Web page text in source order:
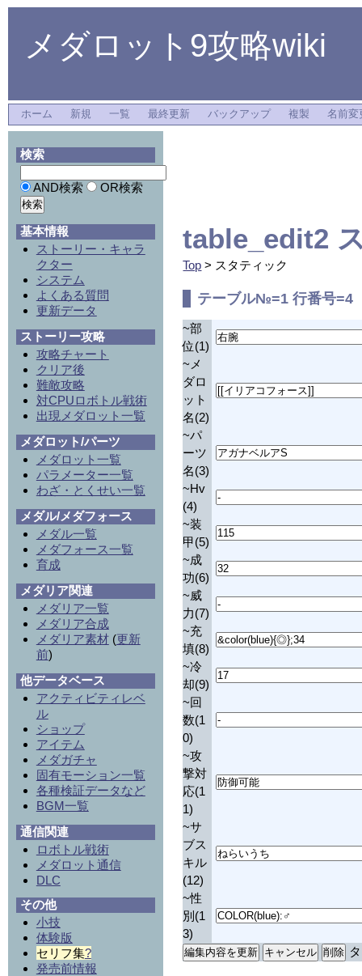
メダロット9攻略wiki
ホーム 新規 一覧 最終更新 バックアップ 複製 名前変
table_edit2
Top > スタティック
テーブル№=1 行番号=4
~部
位(1)
~メ
ダロ
ット
名(2)
~パ
ーツ
名(3)
~Hv
(4)
~装
甲(5)
~成
功(6)
~威
力(7)
~充
填(8)
~冷
却(9)
~回
数(1
0)
~攻
撃対
応(1
1)
~サ
ブス
キル
(12)
~性
別(1
3)
検索
AND検索 OR検索
基本情報
ストーリー・キャラ
クター
システム
よくある質問
更新データ
ストーリー攻略
攻略チャート
クリア後
難敵攻略
対CPUロボトル戦術
出現メダロット一覧
メダロット/パーツ
メダロット一覧
パラメーター一覧
わざ・とくせい一覧
メダル/メダフォース
メダル一覧
メダフォース一覧
育成
メダリア関連
メダリア一覧
メダリア合成
メダリア素材(更新
前)
他データベース
アクティビティレベ
ル
ショップ
アイテム
メダガチャ
固有モーション一覧
各種検証データなど
BGM一覧
通信関連
ロボトル戦術
メダロット通信
DLC
その他
小技
体験版
セリフ集?
発売前情報